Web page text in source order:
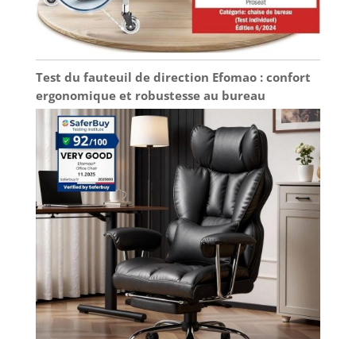
Test du fauteuil de direction Efomao : confort
ergonomique et robustesse au bureau